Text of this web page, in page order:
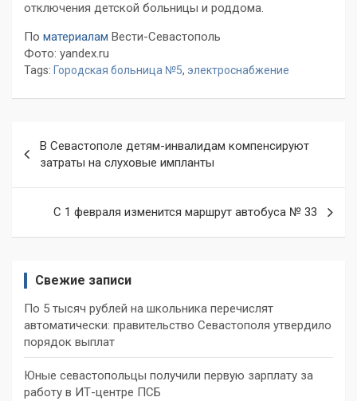
отключения детской больницы и роддома.
По материалам Вести-Севастополь
Фото: yandex.ru
Tags: Городская больница №5, электроснабжение
по
записям
В Севастополе детям-инвалидам компенсируют
затраты на слуховые импланты
С 1 февраля изменится маршрут автобуса № 33
Свежие записи
По 5 тысяч рублей на школьника перечислят
автоматически: правительство Севастополя утвердило
порядок выплат
Юные севастопольцы получили первую зарплату за
работу в ИТ-центре ПСБ